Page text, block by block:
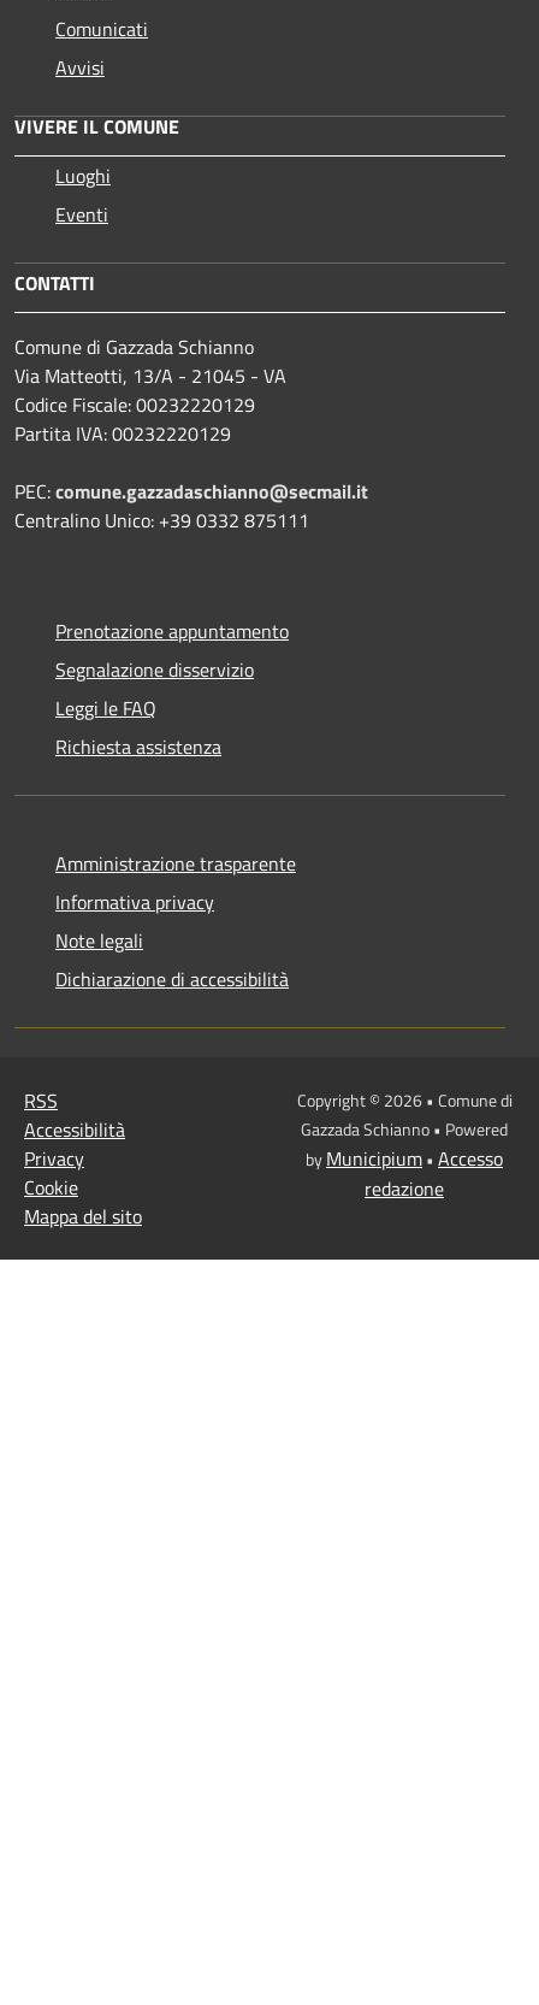
Comunicati
Avvisi
VIVERE IL COMUNE
Luoghi
Eventi
CONTATTI
Comune di Gazzada Schianno
Via Matteotti, 13/A - 21045 - VA
Codice Fiscale: 00232220129
Partita IVA: 00232220129
PEC:comune.gazzadaschianno@secmail.it
Centralino Unico: +39 0332 875111
Prenotazione appuntamento
Segnalazione disservizio
Leggi le FAQ
Richiesta assistenza
Amministrazione trasparente
Informativa privacy
Note legali
Dichiarazione di accessibilità
RSS
Accessibilità
Privacy
Cookie
Mappa del sito
Copyright © 2026 • Comune di
Gazzada Schianno • Powered
byMunicipium• Accesso
redazione